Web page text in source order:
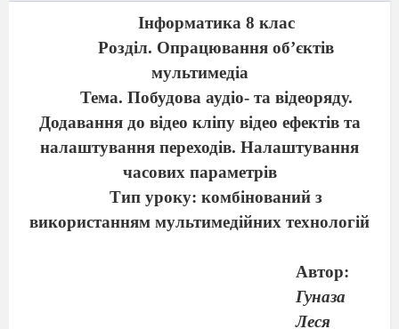
Інформатика 8 клас
Розділ. Опрацювання об’єктів
мультимедіа
Тема. Побудова аудіо- та відеоряду.
Додавання до відео кліпу відео ефектів та
налаштування переходів. Налаштування
часових параметрів
Тип уроку:комбінований з
використанням мультимедійних технологій
Автор:
Гуназа
Леся